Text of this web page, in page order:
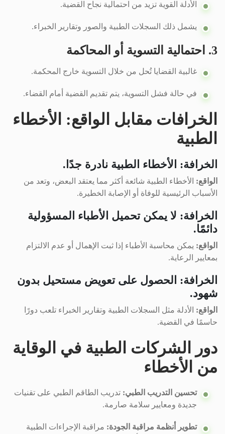
الأدلة القوية تزيد من احتمالية نجاح القضية.
يشمل ذلك السجلات الطبية والصور وتقارير الخبراء.
3. احتمالية التسوية أو المحاكمة
غالبية القضايا تُحل من خلال التسوية خارج المحكمة.
في حالة فشل التسوية، يتم تقديم القضية أمام القضاء.
الخرافات مقابل الواقع: الأخطاء
الطبية
الخرافة: الأخطاء الطبية نادرة جدًا.
الواقع: الأخطاء الطبية شائعة أكثر مما يعتقد البعض، وتعد من
الأسباب الرئيسية للوفاة أو الإصابة الخطيرة.
الخرافة: لا يمكن تحميل الأطباء المسؤولية
دائمًا.
الواقع: يمكن محاسبة الأطباء إذا ثبت الإهمال أو عدم الالتزام
بمعايير الرعاية.
الخرافة: الحصول على تعويض مستحيل بدون
شهود.
الواقع: الأدلة مثل السجلات الطبية وتقارير الخبراء تلعب دورًا
حاسمًا في القضية.
دور الشركات الطبية في الوقاية
من الأخطاء
تحسين التدريب الطبي: تدريب الطاقم الطبي على تقنيات
جديدة ومعايير سلامة صارمة.
تطوير أنظمة مراقبة الجودة: مراقبة الإجراءات الطبية